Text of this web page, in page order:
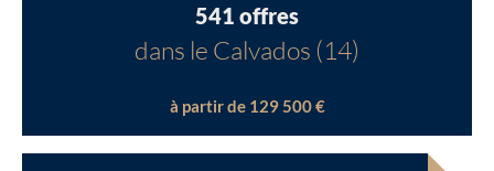
541 offres
dans le Calvados (14)
à partir de 129 500 €